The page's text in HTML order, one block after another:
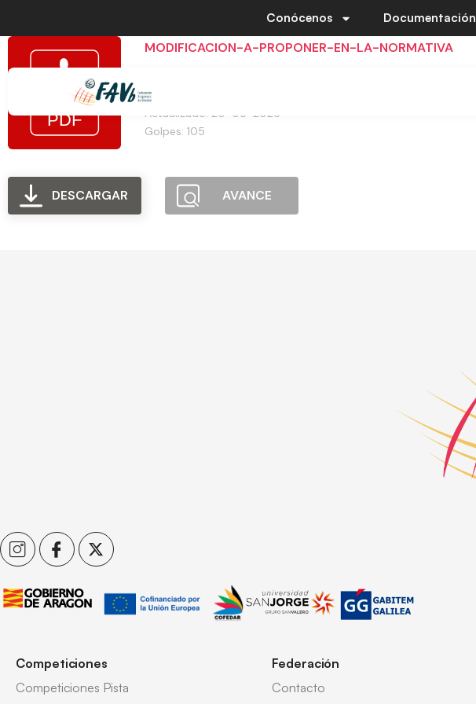
Conócenos Documentación
MODIFICACION-A-PROPONER-EN-LA-NORMATIVA
Creado: 20-05-2025
Actualizado: 20-05-2025
Golpes: 105
DESCARGAR AVANCE
Competiciones
Competiciones Pista
Federación
Contacto